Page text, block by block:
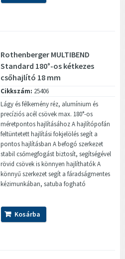
Rothenberger MULTIBEND
Standard 180°-os kétkezes
csőhajlító 18 mm
Cikkszám: 25406
Lágy és félkemény réz, alumínium és
precíziós acél csövek max. 180°-os
méretpontos hajlításához A hajlítópofán
feltüntetett hajlítási fokjelölés segít a
pontos hajlításban A befogó szerkezet
stabil csőmegfogást biztosít, segítségével
rövid csövek is könnyen hajlíthatók A
könnyű szerkezet segít a fáradságmentes
kézimunkában, satuba fogható
Kosárba